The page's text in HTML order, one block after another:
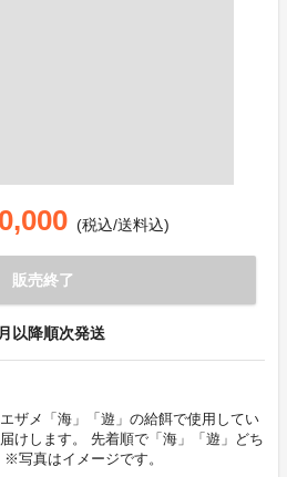
(税込/送料込)
販売終了
以降順次発送
ザメ「海」「遊」の給餌で使用してい
けします。 先着順で「海」「遊」どち
写真はイメージです。